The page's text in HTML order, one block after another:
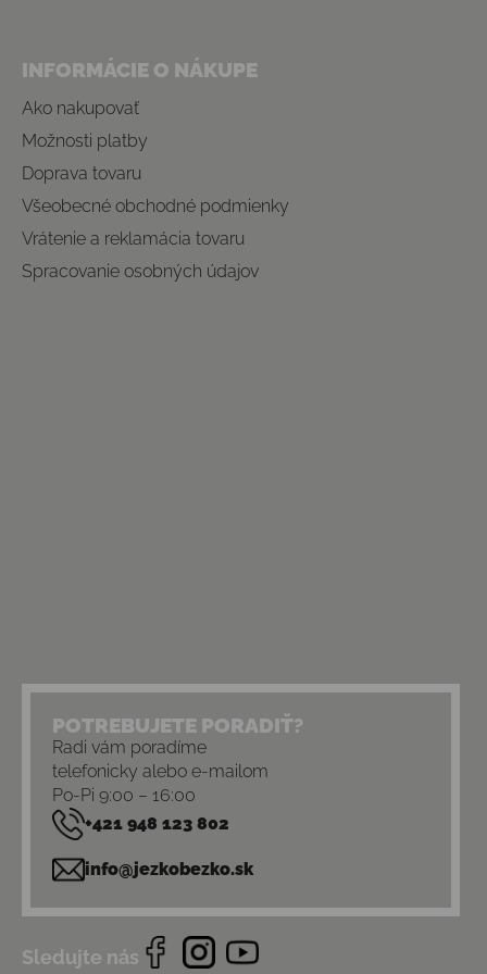
INFORMÁCIE O NÁKUPE
Ako nakupovať
Možnosti platby
Doprava tovaru
Všeobecné obchodné podmienky
Vrátenie a reklamácia tovaru
Spracovanie osobných údajov
POTREBUJETE PORADIŤ?
Radi vám poradíme
telefonicky alebo e-mailom
Po-Pi 9:00 – 16:00
+421 948 123 802
info@jezkobezko.sk
Sledujte nás